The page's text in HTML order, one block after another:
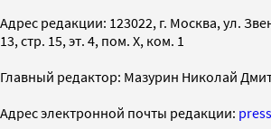
Адрес редакции: 123022, г. Москва, ул.
13, стр. 15, эт. 4, пом. X, ком. 1
Главный редактор: Мазурин Николай
Адрес электронной почты редакции: